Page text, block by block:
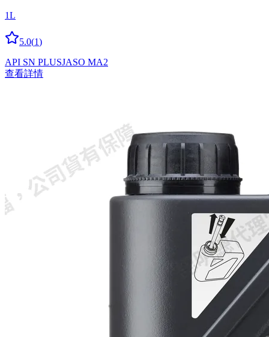
1L
5.0(1)
API SN PLUSJASO MA2
查看詳情